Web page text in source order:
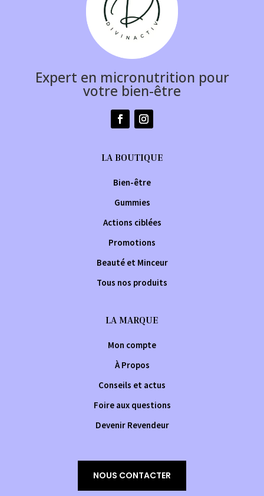
Expert en micronutrition pour
votre bien-être
LA BOUTIQUE
Bien-être
Gummies
Actions ciblées
Promotions
Beauté et Minceur
Tous nos produits
LA MARQUE
Mon compte
À Propos
Conseils et actus
Foire aux questions
Devenir Revendeur
NOUS CONTACTER